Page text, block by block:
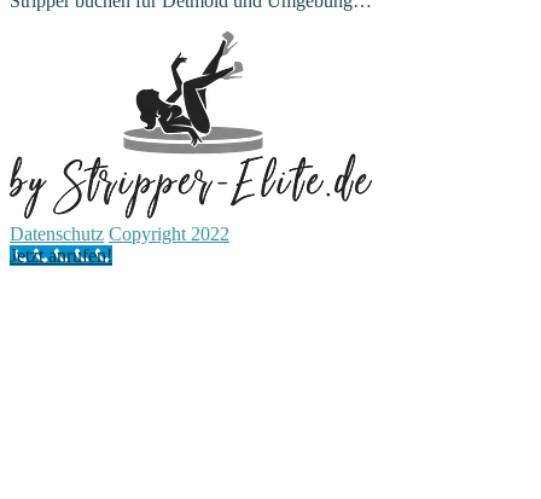
Datenschutz Copyright 2022
Jetzt anrufen!